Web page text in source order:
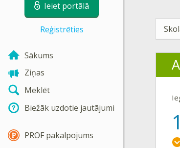
Ieiet portālā
Reģistrēties
Sākums
Ziņas
Meklēt
Biežāk uzdotie jautājumi
PROF pakalpojums